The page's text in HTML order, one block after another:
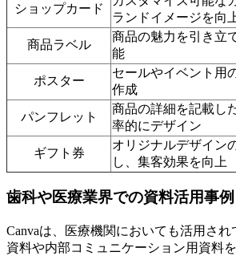
ショップカード
ランドイメージを向
商品ラベル
商品の魅力を引き立
能
ポスター
セールやイベント用
作成
パンフレット
商品の詳細を記載し
率的にデザイン
ギフト券
オリジナルデザイン
し、集客効果を向上
歯科や医療業界での資料活用事例
Canvaは、医療機関においても活用さ
資料や内部コミュニケーション用資料